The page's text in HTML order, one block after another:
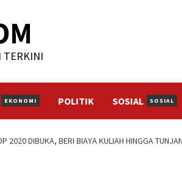
TERKINI
EKONOMI POLITIK SOSIAL SOSIAL
2020 DIBUKA, BERI BIAYA KULIAH HINGGA